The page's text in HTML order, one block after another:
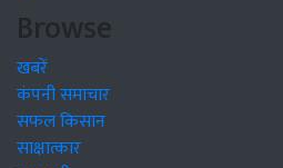
Browse
खबरें
कंपनी समाचार
सफल किसान
साक्षात्कार